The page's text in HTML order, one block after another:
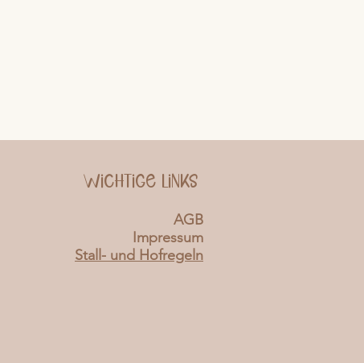
Wichtige Links
AGB
Impressum
Stall- und Hofregeln